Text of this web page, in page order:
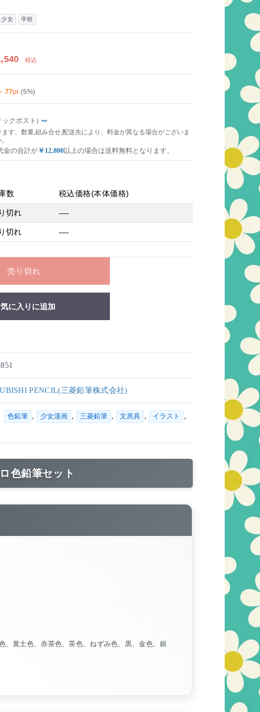
少女 学校
税込
77pt (5%)
ックポスト) ～
す。数量,組み合せ,配送先により、料金が異なる場合がございま
金の合計が ￥12,800以上の場合は送料無料となります。
数 税込価格(本体価格)
切れ ----
切れ ----
売り切れ
に入りに追加
PENCIL(三菱鉛筆株式会社)
色鉛筆 , 少女漫画 , 三菱鉛筆 , 文房具 , イラスト ,
色鉛筆セット
、黄土色、赤茶色、茶色、ねずみ色、黒、金色、銀